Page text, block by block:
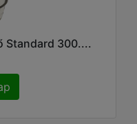
Standard 300....